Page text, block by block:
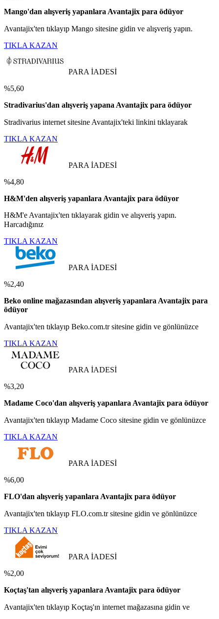
Mango'dan alışveriş yapanlara Avantajix para ödüyor
Avantajix'ten tıklayıp Mango sitesine gidin ve alışveriş yapın.
TIKLA KAZAN
PARA İADESİ
%5,60
Stradivarius'dan alışveriş yapana Avantajix para ödüyor
Stradivarius internet sitesine Avantajix'teki linkini tıklayarak
TIKLA KAZAN
PARA İADESİ
%4,80
H&M'den alışveriş yapanlara Avantajix para ödüyor
H&M'e Avantajix'ten tıklayarak gidin ve alışveriş yapın.
Harcadığınız
TIKLA KAZAN
PARA İADESİ
%2,40
Beko online mağazasından alışveriş yapanlara Avantajix para
ödüyor
Avantajix'ten tıklayıp Beko.com.tr sitesine gidin ve gönlünüzce
TIKLA KAZAN
PARA İADESİ
%3,20
Madame Coco'dan alışveriş yapanlara Avantajix para ödüyor
Avantajix'ten tıklayıp Madame Coco sitesine gidin ve gönlünüzce
TIKLA KAZAN
PARA İADESİ
%6,00
FLO'dan alışveriş yapanlara Avantajix para ödüyor
Avantajix'ten tıklayıp FLO.com.tr sitesine gidin ve gönlünüzce
TIKLA KAZAN
PARA İADESİ
%2,00
Koçtaş'tan alışveriş yapanlara Avantajix para ödüyor
Avantajix'ten tıklayıp Koçtaş'ın internet mağazasına gidin ve